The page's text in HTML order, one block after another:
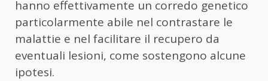
hanno effettivamente un corredo genetico
particolarmente abile nel contrastare le
malattie e nel facilitare il recupero da
eventuali lesioni, come sostengono alcune
ipotesi.